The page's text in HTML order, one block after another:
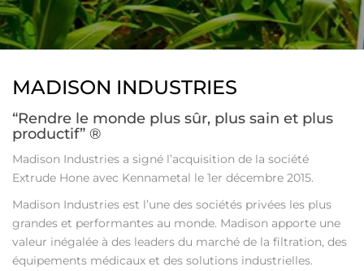
MADISON INDUSTRIES
“Rendre le monde plus sûr, plus sain et plus
productif” ®
Madison Industries a signé l’acquisition de la société
Extrude Hone avec Kennametal le 1er décembre 2015.
Madison Industries est l’une des sociétés privées les plus
grandes et performantes au monde. Madison apporte une
valeur inégalée à des leaders du marché de la filtration, des
équipements médicaux et des solutions industrielles.